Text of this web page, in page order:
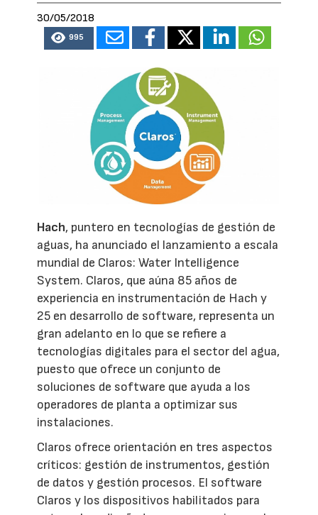
30/05/2018
995
Hach, puntero en tecnologías de gestión de
aguas, ha anunciado el lanzamiento a escala
mundial de Claros: Water Intelligence
System. Claros, que aúna 85 años de
experiencia en instrumentación de Hach y
25 en desarrollo de software, representa un
gran adelanto en lo que se refiere a
tecnologías digitales para el sector del agua,
puesto que ofrece un conjunto de
soluciones de software que ayuda a los
operadores de planta a optimizar sus
instalaciones.
Claros ofrece orientación en tres aspectos
críticos: gestión de instrumentos, gestión
de datos y gestión procesos. El software
Claros y los dispositivos habilitados para